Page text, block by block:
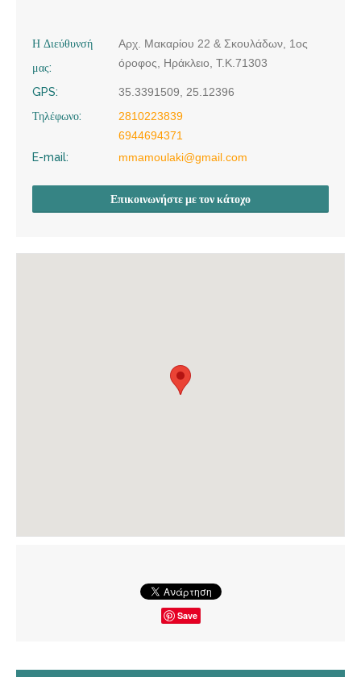
Η Διεύθυνσή
μας:
Αρχ. Μακαρίου 22 & Σκουλάδων, 1ος
όροφος, Ηράκλειο, Τ.Κ.71303
GPS:
35.3391509, 25.12396
Τηλέφωνο:
2810223839
6944694371
E-mail:
mmamoulaki@gmail.com
Επικοινωνήστε με τον κάτοχο
Save